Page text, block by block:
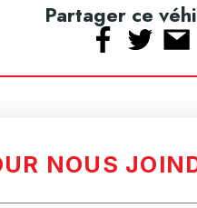
Partager ce
NOUS